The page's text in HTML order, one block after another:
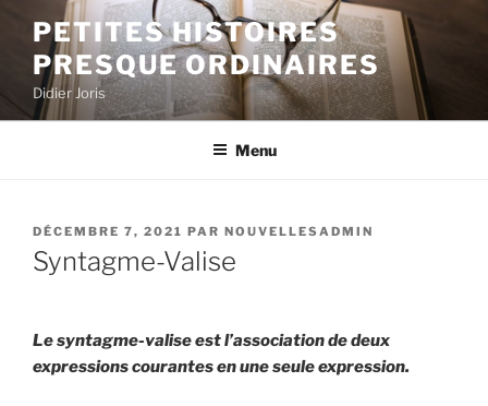
contenu
principal
PETITES HISTOIRES
PRESQUE ORDINAIRES
Didier Joris
Menu
PUBLIÉ
LE
DÉCEMBRE 7, 2021 PAR NOUVELLESADMIN
Syntagme-Valise
Le syntagme-valise est l’association de deux
expressions courantes en une seule expression.